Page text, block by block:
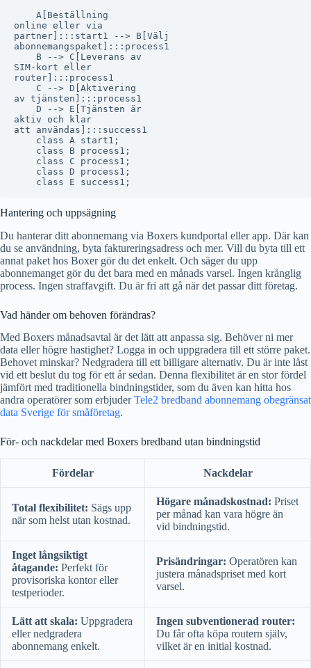
    A[Beställning
online eller via
partner]:::start1 --> B[Välj
abonnemangspaket]:::process1
    B --> C[Leverans av
SIM-kort eller
router]:::process1
    C --> D[Aktivering
av tjänsten]:::process1
    D --> E[Tjänsten är
aktiv och klar
att användas]:::success1
    class A start1;
    class B process1;
    class C process1;
    class D process1;
Hantering och uppsägning
Du hanterar ditt abonnemang via Boxers kundportal eller app. Där kan
du se användning, byta faktureringsadress och mer. Vill du byta till ett
annat paket hos Boxer gör du det enkelt. Och säger du upp
abonnemanget gör du det bara med en månads varsel. Ingen krånglig
process. Ingen straffavgift. Du är fri att gå när det passar ditt företag.
Vad händer om behoven förändras?
Med Boxers månadsavtal är det lätt att anpassa sig. Behöver ni mer
data eller högre hastighet? Logga in och uppgradera till ett större paket.
Behovet minskar? Nedgradera till ett billigare alternativ. Du är inte låst
vid ett beslut du tog för ett år sedan. Denna flexibilitet är en stor fördel
jämfört med traditionella bindningstider, som du även kan hitta hos
andra operatörer som erbjuderTele2 bredband abonnemang obegränsat
data Sverige för småföretag.
För- och nackdelar med Boxers bredband utan bindningstid
Fördelar Nackdelar
Total flexibilitet: Sägs upp
när som helst utan kostnad.
Högare månadskostnad: Priset
per månad kan vara högre än
vid bindningstid.
Inget långsiktigt
åtagande: Perfekt för
provisoriska kontor eller
testperioder.
Prisändringar: Operatören kan
justera månadspriset med kort
varsel.
Lätt att skala: Uppgradera
eller nedgradera
abonnemang enkelt.
Ingen subventionerad router:
Du får ofta köpa routern själv,
vilket är en initial kostnad.